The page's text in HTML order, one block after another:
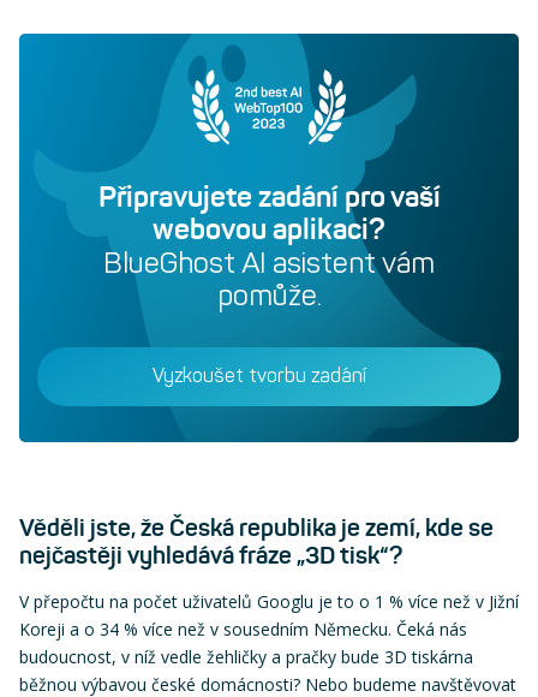
Připravujete zadání pro vaší
webovou aplikaci?
BlueGhost AI asistent vám
pomůže.
Vyzkoušet tvorbu zadání
Věděli jste, že Česká republika je zemí, kde se
nejčastěji vyhledává fráze „3D tisk“?
V přepočtu na počet uživatelů Googlu je to o 1 % více než v Jižní
Koreji a o 34 % více než v sousedním Německu. Čeká nás
budoucnost, v níž vedle žehličky a pračky bude 3D tiskárna
běžnou výbavou české domácnosti? Nebo budeme navštěvovat